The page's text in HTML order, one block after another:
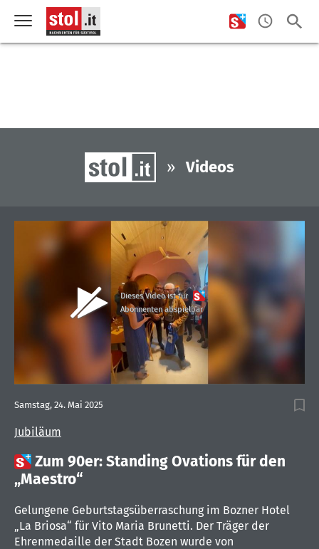
» Videos
Dieses Video ist für
Abonnenten abspielbar
Jubiläum
Samstag, 24. Mai 2025
Zum 90er: Standing Ovations für den
„Maestro“
Gelungene Geburtstagsüberraschung im Bozner Hotel
„La Briosa“ für Vito Maria Brunetti. Der Träger der
Ehrenmedaille der Stadt Bozen wurde von